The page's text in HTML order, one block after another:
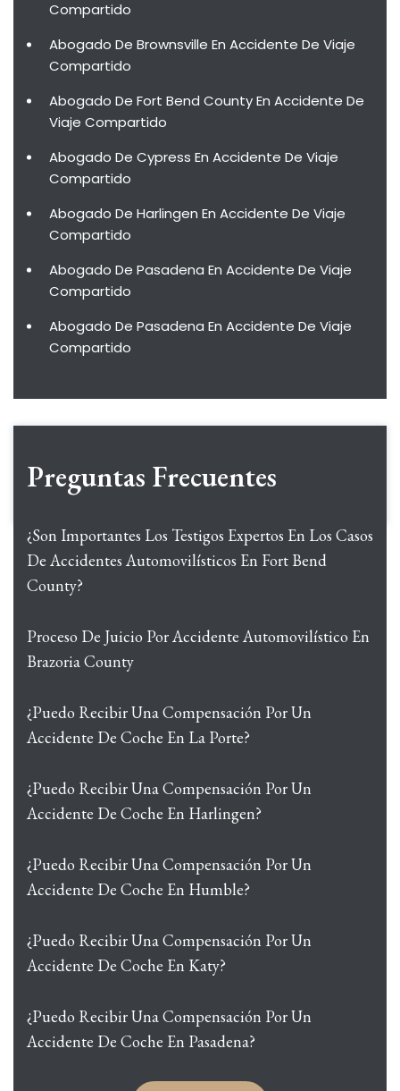
Compartido
Abogado De Brownsville En Accidente De Viaje
Compartido
Abogado De Fort Bend County En Accidente De
Viaje Compartido
Abogado De Cypress En Accidente De Viaje
Compartido
Abogado De Harlingen En Accidente De Viaje
Compartido
Abogado De Pasadena En Accidente De Viaje
Compartido
Abogado De Pasadena En Accidente De Viaje
Compartido
Preguntas Frecuentes
¿Son Importantes Los Testigos Expertos En Los Casos
De Accidentes Automovilísticos En Fort Bend
County?
Proceso De Juicio Por Accidente Automovilístico En
Brazoria County
¿Puedo Recibir Una Compensación Por Un
Accidente De Coche En La Porte?
¿Puedo Recibir Una Compensación Por Un
Accidente De Coche En Harlingen?
¿Puedo Recibir Una Compensación Por Un
Accidente De Coche En Humble?
¿Puedo Recibir Una Compensación Por Un
Accidente De Coche En Katy?
¿Puedo Recibir Una Compensación Por Un
Accidente De Coche En Pasadena?